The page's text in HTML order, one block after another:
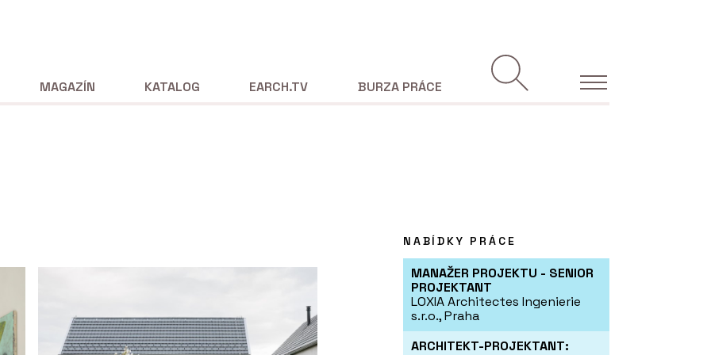
MAGAZÍN KATALOG EARCH.TV BURZA PRÁCE
NABÍDKY PRÁCE
MANAŽER PROJEKTU - SENIOR
PROJEKTANT
LOXIA Architectes Ingenierie
s.r.o., Praha
ARCHITEKT-PROJEKTANT: